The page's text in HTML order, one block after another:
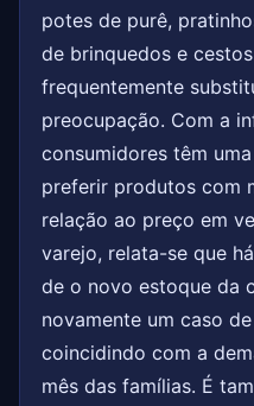
potes de purê,
de brinquedos e
frequentemente
preocupação. Com a
consumidores têm
preferir produtos com
relação ao preço em
varejo, relata-se que
de o novo estoque da
novamente um caso
coincidindo com a
mês das famílias. É